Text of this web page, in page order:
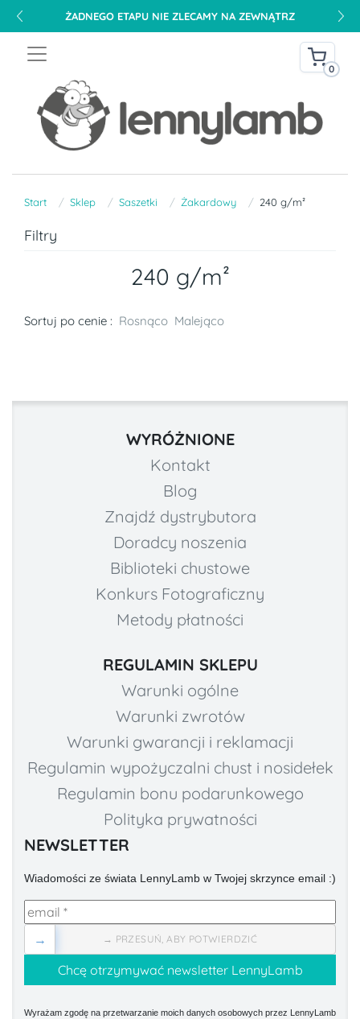
ŻADNEGO ETAPU NIE ZLECAMY NA ZEWNĄTRZ
0
Start Sklep Saszetki Żakardowy 240 g/m²
Filtry
240 g/m²
Sortuj po cenie : Rosnąco Malejąco
WYRÓŻNIONE
Kontakt
Blog
Znajdź dystrybutora
Doradcy noszenia
Biblioteki chustowe
Konkurs Fotograficzny
Metody płatności
REGULAMIN SKLEPU
Warunki ogólne
Warunki zwrotów
Warunki gwarancji i reklamacji
Regulamin wypożyczalni chust i nosidełek
Regulamin bonu podarunkowego
Polityka prywatności
NEWSLETTER
Wiadomości ze świata LennyLamb w Twojej skrzynce email :)
→ PRZESUŃ, ABY POTWIERDZIĆ
→
Wyrażam zgodę na przetwarzanie moich danych osobowych przez LennyLamb